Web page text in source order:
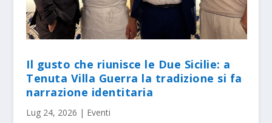
Il gusto che riunisce le Due Sicilie: a
Tenuta Villa Guerra la tradizione si fa
narrazione identitaria
Lug 24, 2026 | Eventi